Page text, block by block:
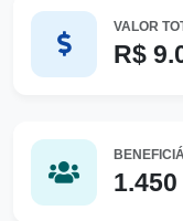
VALOR
R$
1.450